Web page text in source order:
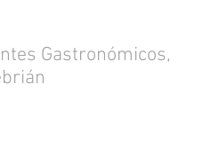
Gastronómicos,